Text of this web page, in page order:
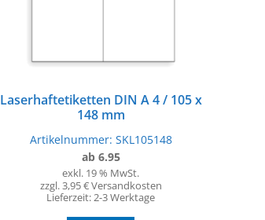
Laserhaftetiketten DIN A 4 / 105 x
148 mm
Artikelnummer: SKL105148
ab 6.95
exkl. 19 % MwSt.
zzgl. 3,95 € Versandkosten
Lieferzeit:2-3 Werktage